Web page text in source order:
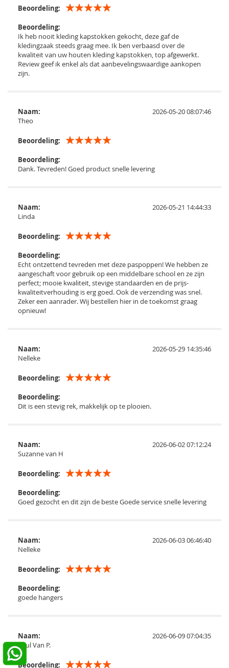
Beoordeling:
Beoordeling:
Ik heb nooit kleding kapstokken gekocht, deze gaf de
kledingzaak steeds graag mee. Ik ben verbaasd over de
kwaliteit van uw houten kleding kapstokken, top afgewerkt.
Review geef ik enkel als dat aanbevelingswaardige aankopen
zijn.
2026-05-20 08:07:46
Naam:
Theo
Beoordeling:
Beoordeling:
Dank. Tevreden! Goed product snelle levering
2026-05-21 14:44:33
Naam:
Linda
Beoordeling:
Beoordeling:
Echt ontzettend tevreden met deze paspoppen! We hebben ze
aangeschaft voor gebruik op een middelbare school en ze zijn
perfect; mooie kwaliteit, stevige standaarden en de prijs-
kwaliteitverhouding is erg goed. Ook de verzending was snel.
Zeker een aanrader. Wij bestellen hier in de toekomst graag
opnieuw!
2026-05-29 14:35:46
Naam:
Nelleke
Beoordeling:
Beoordeling:
Dit is een stevig rek, makkelijk op te plooien.
2026-06-02 07:12:24
Naam:
Suzanne van H
Beoordeling:
Beoordeling:
Goed gezocht en dit zijn de beste Goede service snelle levering
2026-06-03 06:46:40
Naam:
Nelleke
Beoordeling:
Beoordeling:
goede hangers
2026-06-09 07:04:35
Naam:
Paul Van P.
Beoordeling: